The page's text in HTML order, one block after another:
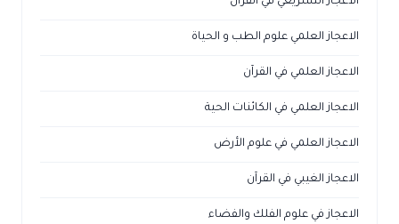
الاعجاز العلمي علوم الطب و الحياة
الاعجاز العلمي في القرآن
الاعجاز العلمي في الكائنات الحية
الاعجاز العلمي في علوم الأرض
الاعجاز الغيبي في القرآن
الاعجاز في علوم الفلك والفضاء